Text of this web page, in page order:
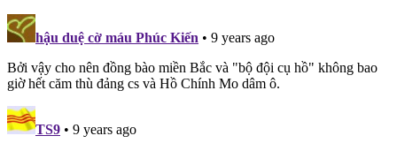
hậu duệ cờ máu Phúc Kiến • 9 years ago
Bởi vậy cho nên đồng bào miền Bắc và "bộ đội cụ hồ" không bao
giờ hết căm thù đảng cs và Hồ Chính Mo dâm ô.
TS9 • 9 years ago